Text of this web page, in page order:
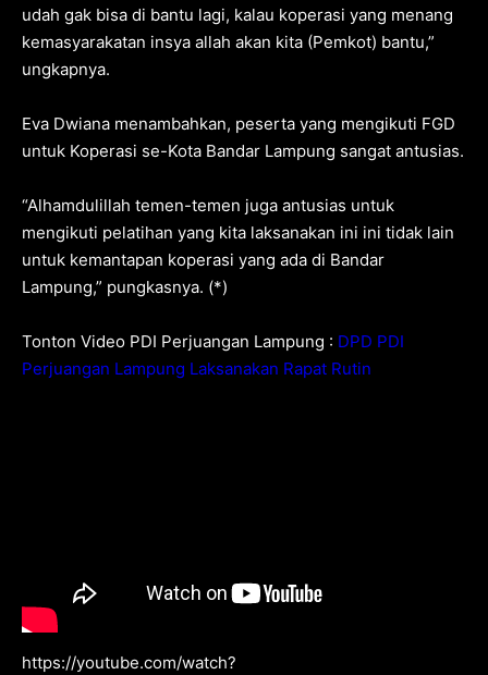
udah gak bisa di bantu lagi, kalau koperasi yang menang
kemasyarakatan insya allah akan kita (Pemkot) bantu,”
ungkapnya.
Eva Dwiana menambahkan, peserta yang mengikuti FGD
untuk Koperasi se-Kota Bandar Lampung sangat antusias.
“Alhamdulillah temen-temen juga antusias untuk
mengikuti pelatihan yang kita laksanakan ini ini tidak lain
untuk kemantapan koperasi yang ada di Bandar
Lampung,” pungkasnya. (*)
Tonton Video PDI Perjuangan Lampung : DPD PDI
Perjuangan Lampung Laksanakan Rapat Rutin
https://youtube.com/watch?